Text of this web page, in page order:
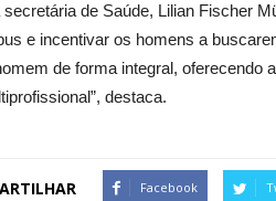
secretária de Saúde, Lilian Fischer
e incentivar os homens a
de forma integral,
destaca.
Facebook